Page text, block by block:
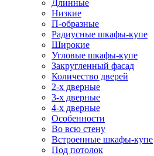
Длинные
Низкие
П-образные
Радиусные шкафы-купе
Широкие
Угловые шкафы-купе
Закругленный фасад
Количество дверей
2-х дверные
3-х дверные
4-х дверные
Особенности
Во всю стену
Встроенные шкафы-купе
Под потолок